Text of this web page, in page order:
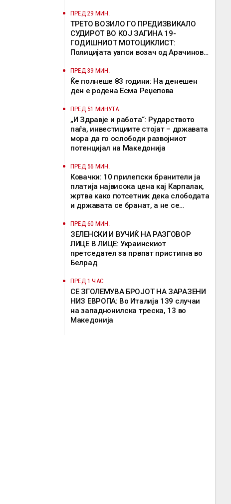
ПРЕД 29 МИН.
ТРЕТО ВОЗИЛО ГО ПРЕДИЗВИКАЛО
СУДИРОТ ВО КОЈ ЗАГИНА 19-
ГОДИШНИОТ МОТОЦИКЛИСТ:
Полицијата уапси возач од Арачиново,
ПРЕД 39 МИН.
Ќе полнеше 83 години: На денешен
ден е родена Есма Реџепова
ПРЕД 51 МИНУТА
„И Здравје и работа“: Рударството
паѓа, инвестициите стојат – државата
мора да го ослободи развојниот
потенцијал на Македонија
ПРЕД 56 МИН.
Ковачки: 10 прилепски бранители ја
платија највисока цена кај Карпалак,
жртва како потсетник дека слободата
и државата се бранат, а не се
ПРЕД 60 МИН.
ЗЕЛЕНСКИ И ВУЧИЌ НА РАЗГОВОР
ЛИЦЕ В ЛИЦЕ: Украинскиот
претседател за првпат пристигна во
Белрад
ПРЕД 1 ЧАС
СЕ ЗГОЛЕМУВА БРОЈОТ НА ЗАРАЗЕНИ
НИЗ ЕВРОПА: Во Италија 139 случаи
на западнонилска треска, 13 во
Македонија